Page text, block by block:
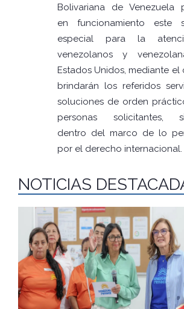
Bolivariana de Venezuela
en funcionamiento este
especial para la
venezolanos y
Estados Unidos, mediante el
brindarán los referidos
soluciones de orden
personas solicitantes,
dentro del marco de lo
por el derecho internacional.
NOTICIAS